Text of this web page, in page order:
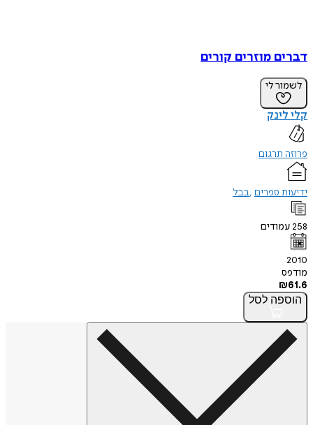
דברים מוזרים קורים
לשמור לי
קלי לינק
פרוזה תרגום
ידיעות ספרים בבל
258עמודים
2010
מודפס
₪61.6
הוספה לסל